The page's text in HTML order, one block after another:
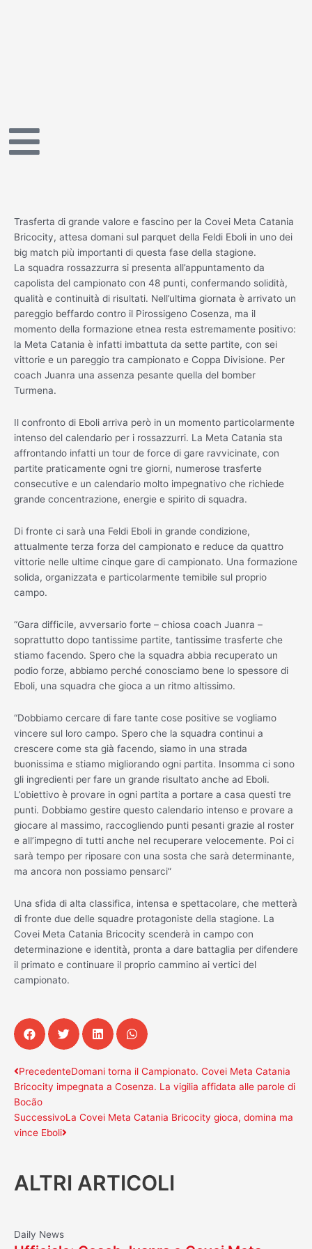
Trasferta di grande valore e fascino per la Covei Meta Catania
Bricocity, attesa domani sul parquet della Feldi Eboli in uno dei
big match più importanti di questa fase della stagione.
La squadra rossazzurra si presenta all’appuntamento da
capolista del campionato con 48 punti, confermando solidità,
qualità e continuità di risultati. Nell’ultima giornata è arrivato un
pareggio beffardo contro il Pirossigeno Cosenza, ma il
momento della formazione etnea resta estremamente positivo:
la Meta Catania è infatti imbattuta da sette partite, con sei
vittorie e un pareggio tra campionato e Coppa Divisione. Per
coach Juanra una assenza pesante quella del bomber
Turmena.
Il confronto di Eboli arriva però in un momento particolarmente
intenso del calendario per i rossazzurri. La Meta Catania sta
affrontando infatti un tour de force di gare ravvicinate, con
partite praticamente ogni tre giorni, numerose trasferte
consecutive e un calendario molto impegnativo che richiede
grande concentrazione, energie e spirito di squadra.
Di fronte ci sarà una Feldi Eboli in grande condizione,
attualmente terza forza del campionato e reduce da quattro
vittorie nelle ultime cinque gare di campionato. Una formazione
solida, organizzata e particolarmente temibile sul proprio
campo.
“Gara difficile, avversario forte – chiosa coach Juanra –
soprattutto dopo tantissime partite, tantissime trasferte che
stiamo facendo. Spero che la squadra abbia recuperato un
podio forze, abbiamo perché conosciamo bene lo spessore di
Eboli, una squadra che gioca a un ritmo altissimo.
“Dobbiamo cercare di fare tante cose positive se vogliamo
vincere sul loro campo. Spero che la squadra continui a
crescere come sta già facendo, siamo in una strada
buonissima e stiamo migliorando ogni partita. Insomma ci sono
gli ingredienti per fare un grande risultato anche ad Eboli.
L’obiettivo è provare in ogni partita a portare a casa questi tre
punti. Dobbiamo gestire questo calendario intenso e provare a
giocare al massimo, raccogliendo punti pesanti grazie al roster
e all’impegno di tutti anche nel recuperare velocemente. Poi ci
sarà tempo per riposare con una sosta che sarà determinante,
ma ancora non possiamo pensarci”
Una sfida di alta classifica, intensa e spettacolare, che metterà
di fronte due delle squadre protagoniste della stagione. La
Covei Meta Catania Bricocity scenderà in campo con
determinazione e identità, pronta a dare battaglia per difendere
il primato e continuare il proprio cammino ai vertici del
campionato.
Precedente
PrecedenteDomani torna il Campionato. Covei Meta Catania
Bricocity impegnata a Cosenza. La vigilia affidata alle parole di
Bocão
SuccessivoLa Covei Meta Catania Bricocity gioca, domina ma
vince Eboli
Successivo
ALTRI ARTICOLI
Daily News